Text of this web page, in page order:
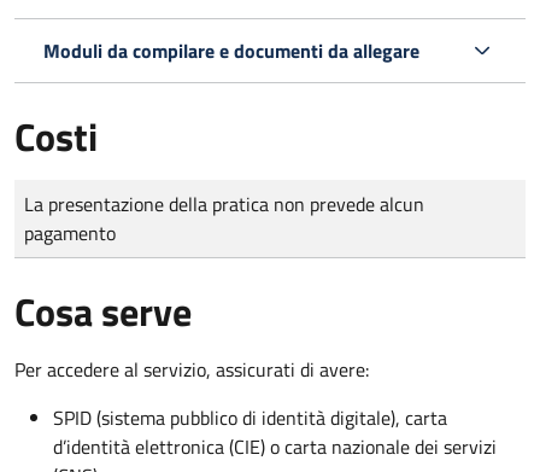
Moduli da compilare e documenti da allegare
Costi
Tipo di pagamento
Importo
La presentazione della pratica non prevede alcun
pagamento
Cosa serve
Per accedere al servizio, assicurati di avere:
SPID (sistema pubblico di identità digitale), carta
d’identità elettronica (CIE) o carta nazionale dei servizi